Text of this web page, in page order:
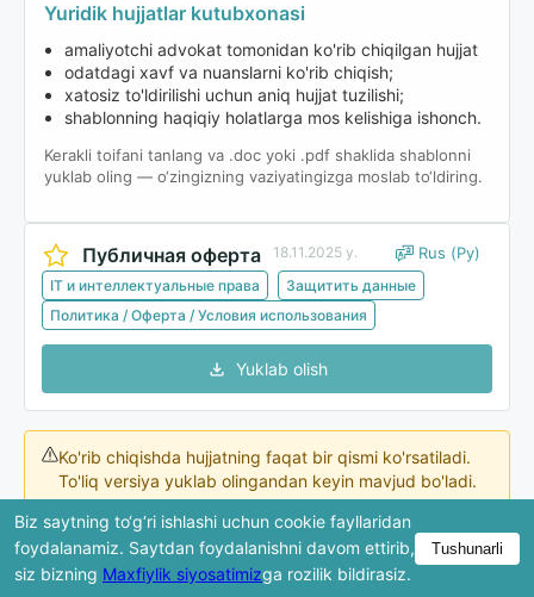
Yuridik hujjatlar kutubxonasi
amaliyotchi advokat tomonidan ko'rib chiqilgan hujjat
odatdagi xavf va nuanslarni ko'rib chiqish;
xatosiz to'ldirilishi uchun aniq hujjat tuzilishi;
shablonning haqiqiy holatlarga mos kelishiga ishonch.
Kerakli toifani tanlang va .doc yoki .pdf shaklida shablonni
yuklab oling — o‘zingizning vaziyatingizga moslab to‘ldiring.
Публичная оферта 18.11.2025 y. Rus (Ру)
IT и интеллектуальные права
Защитить данные
Политика / Оферта / Условия использования
Yuklab olish
Ko'rib chiqishda hujjatning faqat bir qismi ko'rsatiladi.
To'liq versiya yuklab olingandan keyin mavjud bo'ladi.
Публичная оферта
Biz saytning to‘g‘ri ishlashi uchun cookie fayllaridan
foydalanamiz. Saytdan foydalanishni davom ettirib,
siz bizning Maxfiylik siyosatimizga rozilik bildirasiz.
Tushunarli